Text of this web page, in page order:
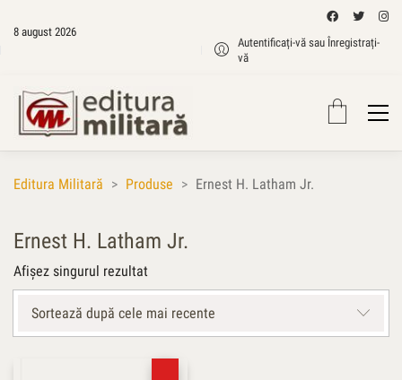
8 august 2026
Autentificați-vă sau Înregistrați-
vă
Editura Militară > Produse > Ernest H. Latham Jr.
Ernest H. Latham Jr.
Afișez singurul rezultat
Sortează după cele mai recente